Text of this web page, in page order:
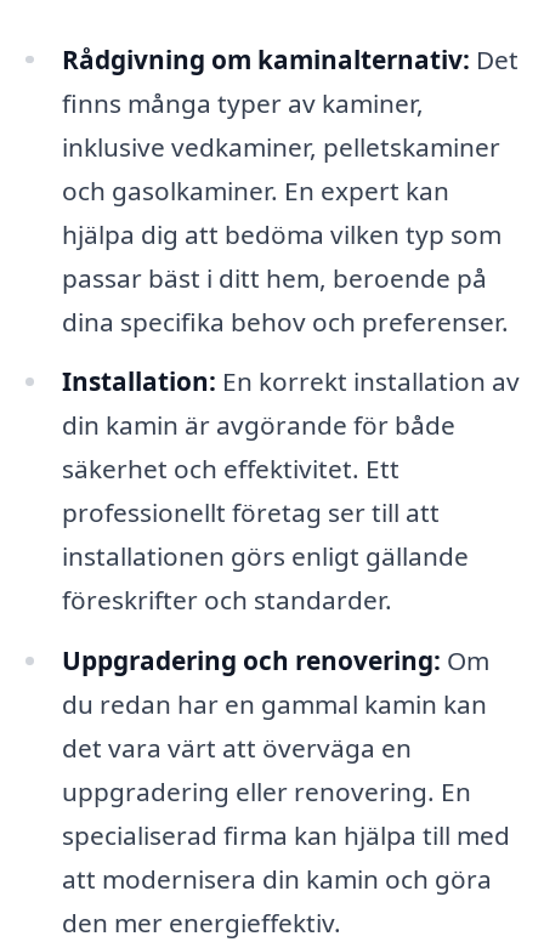
Rådgivning om kaminalternativ: Det
finns många typer av kaminer,
inklusive vedkaminer, pelletskaminer
och gasolkaminer. En expert kan
hjälpa dig att bedöma vilken typ som
passar bäst i ditt hem, beroende på
dina specifika behov och preferenser.
Installation: En korrekt installation av
din kamin är avgörande för både
säkerhet och effektivitet. Ett
professionellt företag ser till att
installationen görs enligt gällande
föreskrifter och standarder.
Uppgradering och renovering: Om
du redan har en gammal kamin kan
det vara värt att överväga en
uppgradering eller renovering. En
specialiserad firma kan hjälpa till med
att modernisera din kamin och göra
den mer energieffektiv.